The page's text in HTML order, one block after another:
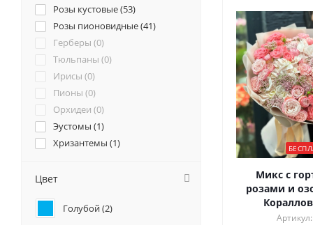
Микс с
розами и
Розы кустовые (53)
Розы пионовидные (41)
Герберы (0)
Тюльпаны (0)
Ирисы (0)
Пионы (0)
Орхидеи (0)
Эустомы (1)
Хризантемы (1)
Ранункулюсы (
Гортензии (2)
Цвет
Голубой (2)